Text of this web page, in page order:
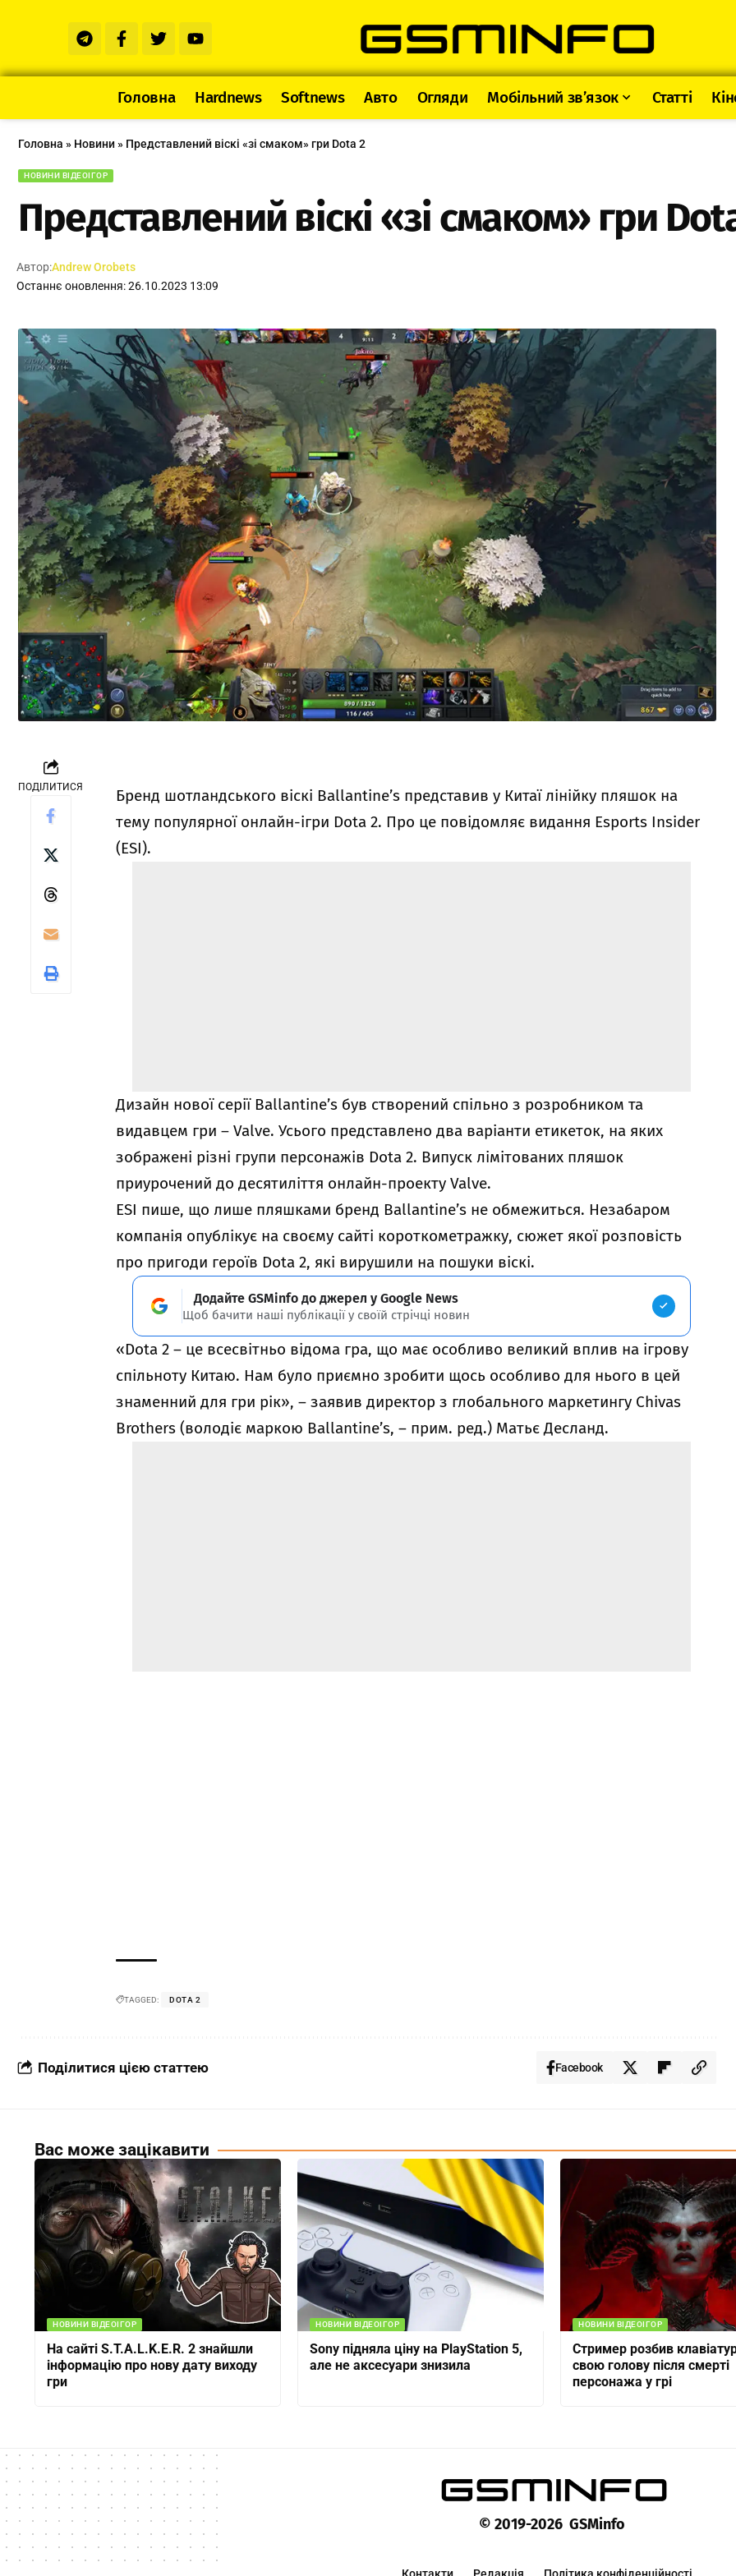
Головна Hardnews Softnews Авто Огляди Мобільний зв’язок Статті
Головна » Новини» Представлений віскі «зі смаком» гри Dota 2
НОВИНИ ВІДЕОІГОР
Представлений віскі «зі смаком» гри
Останнє оновлення: 26.10.2023 13:09
Автор:Andrew Orobets
ПОДІЛИТИСЯ
Бренд шотландського віскі Ballantine’s представив у Китаї лінійку пляшок на
тему популярної онлайн-ігри Dota 2. Про це повідомляє видання Esports Insider
(ESI).
Дизайн нової серії Ballantine’s був створений спільно з розробником та
видавцем гри – Valve. Усього представлено два варіанти етикеток, на яких
зображені різні групи персонажів Dota 2. Випуск лімітованих пляшок
приурочений до десятиліття онлайн-проекту Valve.
ESI пише, що лише пляшками бренд Ballantine’s не обмежиться. Незабаром
компанія опублікує на своєму сайті короткометражку, сюжет якої розповість
про пригоди героїв Dota 2, які вирушили на пошуки віскі.
Додайте GSMinfo до джерел у Google News
Щоб бачити наші публікації у своїй стрічці новин
«Dota 2 – це всесвітньо відома гра, що має особливо великий вплив на ігрову
спільноту Китаю. Нам було приємно зробити щось особливо для нього в цей
знаменний для гри рік», – заявив директор з глобального маркетингу Chivas
Brothers (володіє маркою Ballantine’s, – прим. ред.) Матьє Десланд.
TAGGED: DOTA 2
Поділитися цією статтею Facebook
Вас може зацікавити
НОВИНИ ВІДЕОІГОР
На сайті S.T.A.L.K.E.R. 2 знайшли
інформацію про нову дату виходу
гри
НОВИНИ ВІДЕОІГОР
Sony підняла ціну на PlayStation 5,
але не аксесуари знизила
НОВИНИ ВІДЕОІГОР
Стример розбив
свою голову після смерті
персонажа у грі
© 2019-2026 GSMinfo